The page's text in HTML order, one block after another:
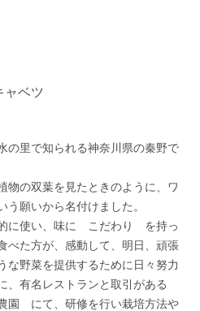
ベツ
の里で知られる神奈川県の秦野で
物の双葉を見たときのように、ワ
願いから名付けました。
に使い、味に　こだわり　を持っ
べた方が、感動して、明日、頑張
な野菜を提供するために日々努力
、有名レストランと取引がある
園　にて、研修を行い栽培方法や